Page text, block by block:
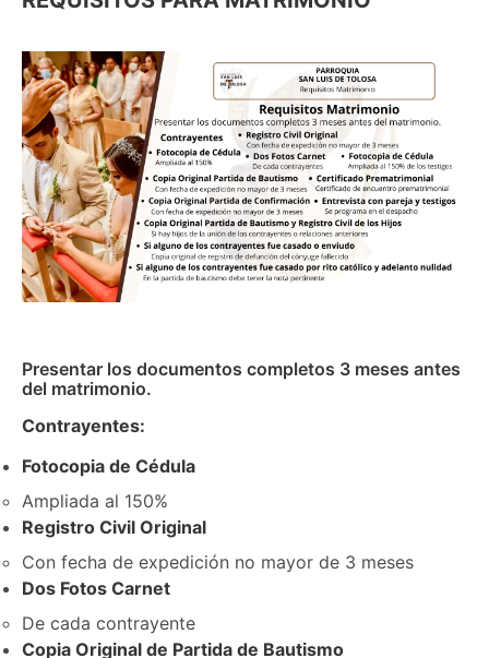
Imagen
Presentar los documentos completos 3 meses antes
del matrimonio.
Contrayentes:
Fotocopia de Cédula
Ampliada al 150%
Registro Civil Original
Con fecha de expedición no mayor de 3 meses
Dos Fotos Carnet
De cada contrayente
Copia Original de Partida de Bautismo